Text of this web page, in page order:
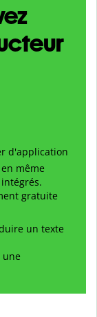
d'application
même
gratuite
un texte
une